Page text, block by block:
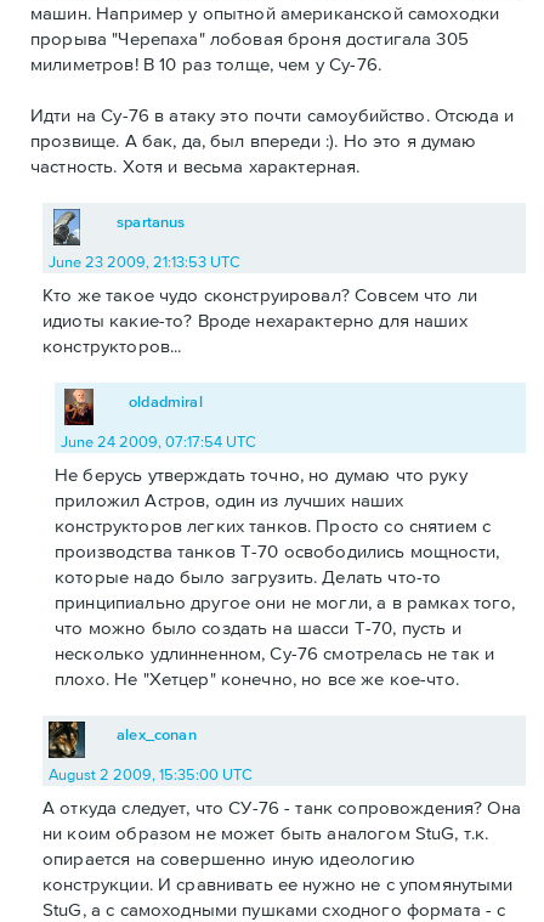
машин. Например у опытной американской самоходки
прорыва "Черепаха" лобовая броня достигала 305
милиметров! В 10 раз толще, чем у Су-76.
Идти на Су-76 в атаку это почти самоубийство. Отсюда и
прозвище. А бак, да, был впереди :). Но это я думаю
частность. Хотя и весьма характерная.
spartanus
June 23 2009, 21:13:53 UTC
Кто же такое чудо сконструировал? Совсем что ли
идиоты какие-то? Вроде нехарактерно для наших
конструкторов...
oldadmiral
June 24 2009, 07:17:54 UTC
Не берусь утверждать точно, но думаю что руку
приложил Астров, один из лучших наших
конструкторов легких танков. Просто со снятием с
производства танков Т-70 освободились мощности,
которые надо было загрузить. Делать что-то
принципиально другое они не могли, а в рамках того,
что можно было создать на шасси Т-70, пусть и
несколько удлинненном, Су-76 смотрелась не так и
плохо. Не "Хетцер" конечно, но все же кое-что.
alex_conan
August 2 2009, 15:35:00 UTC
А откуда следует, что СУ-76 - танк сопровождения? Она
ни коим образом не может быть аналогом StuG, т.к.
опирается на совершенно иную идеологию
конструкции. И сравнивать ее нужно не с упомянутыми
StuG, а с самоходными пушками сходного формата - с